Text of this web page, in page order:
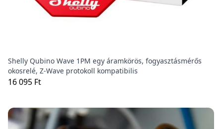
Shelly Qubino Wave 1PM egy áramkörös, fogyasztásmérős
okosrelé, Z-Wave protokoll kompatibilis
16 095 Ft